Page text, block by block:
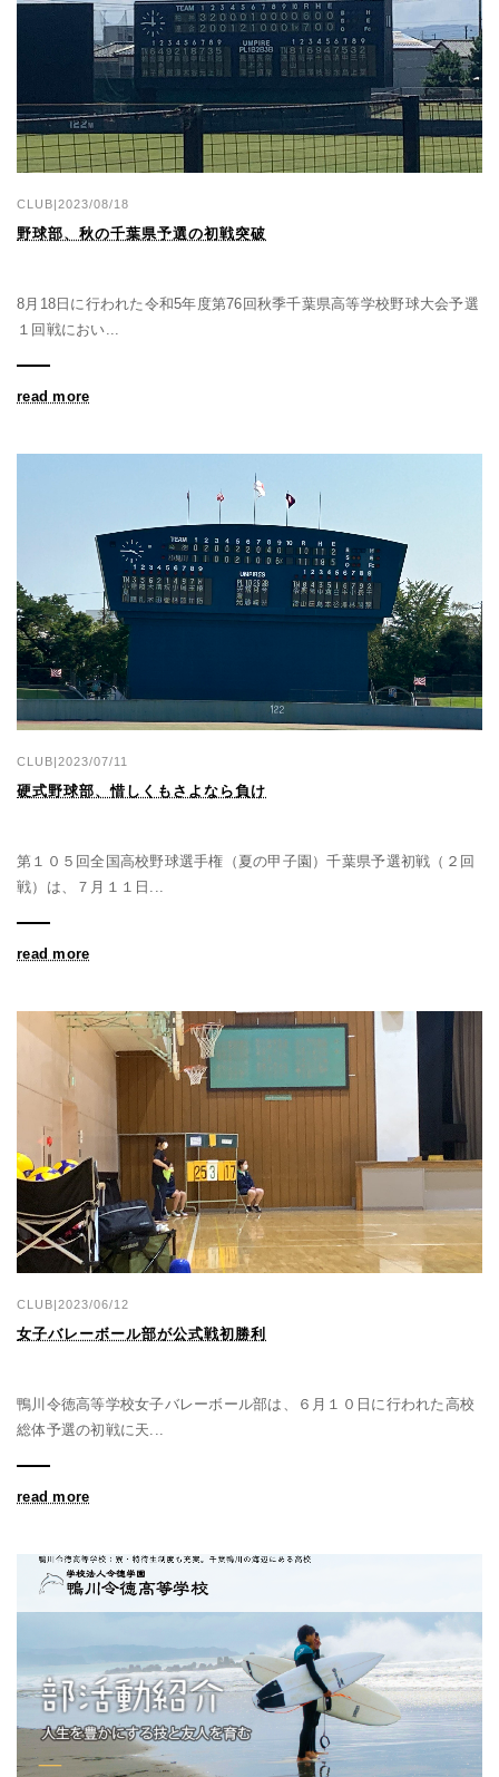
CLUB|2023/08/18
野球部、秋の千葉県予選の初戦突破
8月18日に行われた令和5年度第76回秋季千葉県高等学校野球大会予選
１回戦におい...
read more
CLUB|2023/07/11
硬式野球部、惜しくもさよなら負け
第１０５回全国高校野球選手権（夏の甲子園）千葉県予選初戦（２回
戦）は、７月１１日...
read more
CLUB|2023/06/12
女子バレーボール部が公式戦初勝利
鴨川令徳高等学校女子バレーボール部は、６月１０日に行われた高校
総体予選の初戦に天...
read more